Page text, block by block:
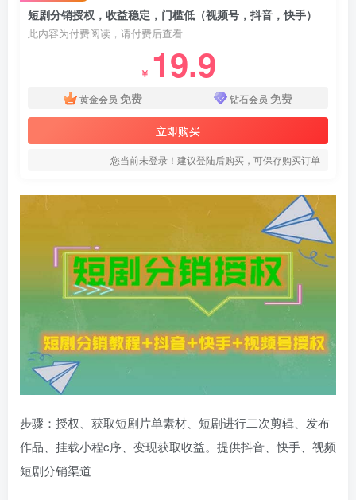
短剧分销授权，收益稳定，门槛低（视频号，抖音，快手）
此内容为付费阅读，请付费后查看
￥ 19.9
黄金会员 免费 钻石会员 免费
立即购买
您当前未登录！建议登陆后购买，可保存购买订单
步骤：授权、获取短剧片单素材、短剧进行二次剪辑、发布
作品、挂载小程c序、变现获取收益。提供抖音、快手、视频
短剧分销渠道